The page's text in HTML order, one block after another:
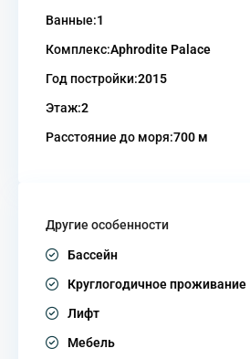
Ванные:1
Комплекс:Aphrodite Palace
Год постройки:2015
Этаж:2
Расстояние до моря:700 м
Другие особенности
Бассейн
Круглогодичное проживание
Лифт
Мебель